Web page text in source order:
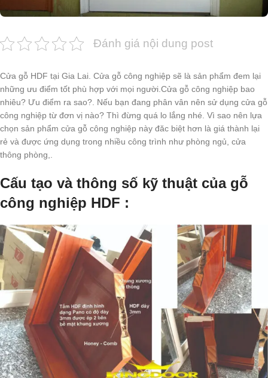
Đánh giá nội dung post
Cửa gỗ HDF tại Gia Lai. Cửa gỗ công nghiệp sẽ là sản phẩm đem lại
những ưu điểm tốt phù hợp với mọi người.Cửa gỗ công nghiệp bao
nhiêu? Ưu điểm ra sao?. Nếu bạn đang phân vân nên sử dụng cửa gỗ
công nghiệp từ đơn vị nào? Thì đừng quá lo lắng nhé. Vì sao nên lựa
chọn sản phẩm cửa gỗ công nghiệp này đăc biệt hơn là giá thành lại
rẻ và được ứng dụng trong nhiều công trình như phòng ngủ, cửa
thông phòng,.
Cấu tạo và thông số kỹ thuật của gỗ
công nghiệp HDF :